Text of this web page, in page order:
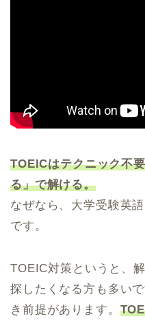
TOEICはテクニック不
る」で解ける。
なぜなら、大学受験英
です。
TOEIC対策というと、
探したくなる方も多い
き前提があります。